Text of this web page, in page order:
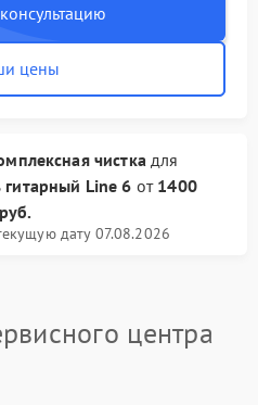
цены
чистка для
гитарный Line 6 от 1400
руб.
дату 07.08.2026
центра